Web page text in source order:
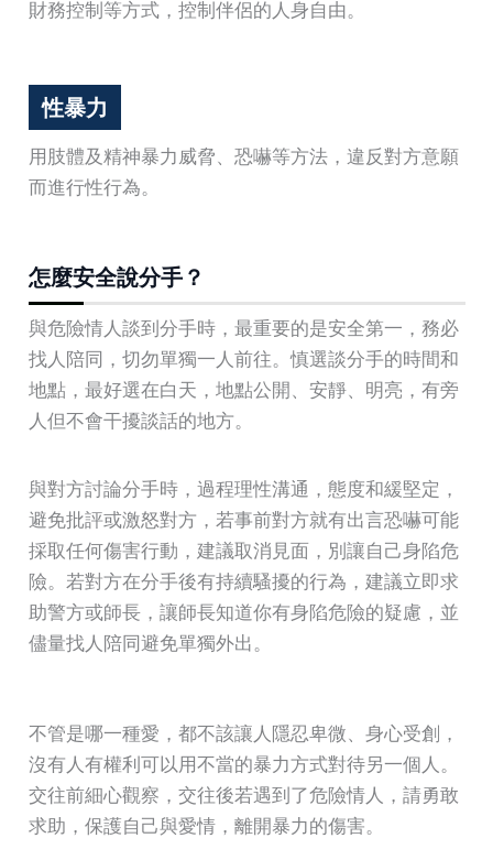
財務控制等方式，控制伴侶的人身自由。
性暴力
用肢體及精神暴力威脅、恐嚇等方法，違反對方意願
而進行性行為。
怎麼安全說分手？
與危險情人談到分手時，最重要的是安全第一，務必
找人陪同，切勿單獨一人前往。慎選談分手的時間和
地點，最好選在白天，地點公開、安靜、明亮，有旁
人但不會干擾談話的地方。
與對方討論分手時，過程理性溝通，態度和緩堅定，
避免批評或激怒對方，若事前對方就有出言恐嚇可能
採取任何傷害行動，建議取消見面，別讓自己身陷危
險。若對方在分手後有持續騷擾的行為，建議立即求
助警方或師長，讓師長知道你有身陷危險的疑慮，並
儘量找人陪同避免單獨外出。
不管是哪一種愛，都不該讓人隱忍卑微、身心受創，
沒有人有權利可以用不當的暴力方式對待另一個人。
交往前細心觀察，交往後若遇到了危險情人，請勇敢
求助，保護自己與愛情，離開暴力的傷害。